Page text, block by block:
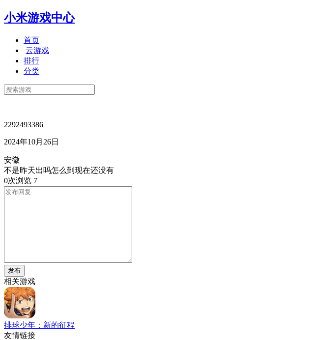
小米游戏中心
首页
云游戏
排行
分类
2292493386
2024年10月26日
安徽
不是昨天出吗怎么到现在还没有
0次浏览 7
发布
相关游戏
排球少年：新的征程
友情链接